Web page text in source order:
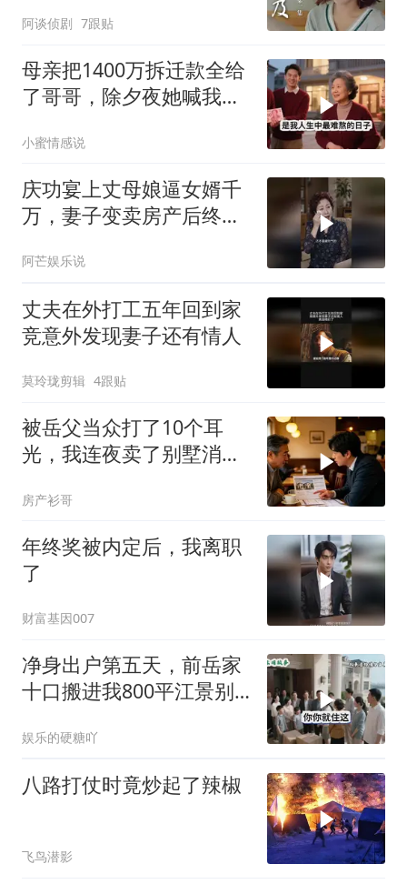
阿谈侦剧 7跟贴
母亲把1400万拆迁款全给
了哥哥，除夕夜她喊我回
了，刚花900万给婆婆换
了套别墅
小蜜情感说
庆功宴上丈母娘逼女婿千
万，妻子变卖房产后终看
阿芒娱乐说
丈夫在外打工五年回到家
竞意外发现妻子还有情人
莫玲珑剪辑 4跟贴
被岳父当众打了10个耳
光，我连夜卖了别墅消
房产衫哥
年终奖被内定后，我离职
了
财富基因007
净身出户第五天，前岳家
十口搬进我800平江景别
娱乐的硬糖吖
八路打仗时竟炒起了辣椒
飞鸟潜影